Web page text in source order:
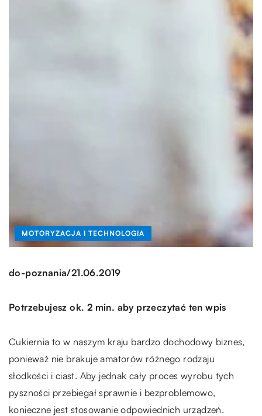
MOTORYZACJA I TECHNOLOGIA
do-poznania/21.06.2019
Potrzebujesz ok. 2 min. aby przeczytać ten wpis
Cukiernia to w naszym kraju bardzo dochodowy biznes,
ponieważ nie brakuje amatorów różnego rodzaju
słodkości i ciast. Aby jednak cały proces wyrobu tych
pyszności przebiegał sprawnie i bezproblemowo,
konieczne jest stosowanie odpowiednich urządzeń.